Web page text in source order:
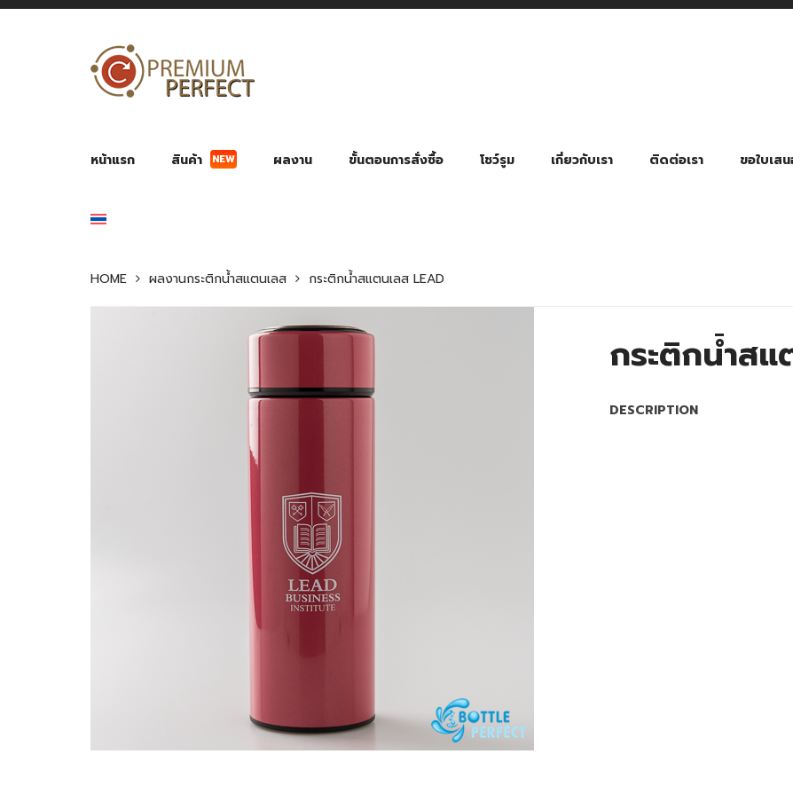
หน้าแรก สินค้า NEW ผลงาน ขั้นตอนการสั่งซื้อ โชว์รูม เกี่ยวกับเรา ติดต่อเรา ขอใบเส
HOME ผลงานกระติกน้ำสแตนเลส กระติกน้ำสแตนเลส LEAD
กระติกน้ำสแ
DESCRIPTION